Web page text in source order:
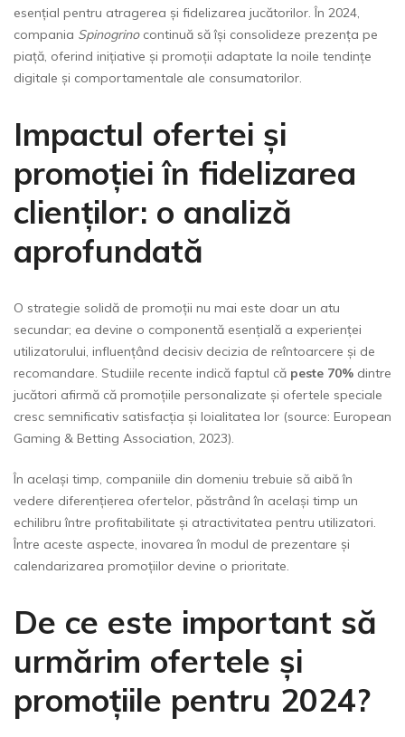
esențial pentru atragerea și fidelizarea jucătorilor. În 2024,
compania Spinogrinocontinuă să își consolideze prezența pe
piață, oferind inițiative și promoții adaptate la noile tendințe
digitale și comportamentale ale consumatorilor.
Impactul ofertei și
promoției în fidelizarea
clienților: o analiză
aprofundată
O strategie solidă de promoții nu mai este doar un atu
secundar; ea devine o componentă esențială a experienței
utilizatorului, influențând decisiv decizia de reîntoarcere și de
recomandare. Studiile recente indică faptul că peste 70% dintre
jucători afirmă că promoțiile personalizate și ofertele speciale
cresc semnificativ satisfacția și loialitatea lor (source: European
Gaming & Betting Association, 2023).
În același timp, companiile din domeniu trebuie să aibă în
vedere diferențierea ofertelor, păstrând în același timp un
echilibru între profitabilitate și atractivitatea pentru utilizatori.
Între aceste aspecte, inovarea în modul de prezentare și
calendarizarea promoțiilor devine o prioritate.
De ce este important să
urmărim ofertele și
promoțiile pentru 2024?